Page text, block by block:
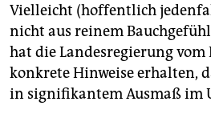
Vielleicht (hoffentlich
nicht aus reinem
hat die Landesregierung
konkrete Hinweise erhalten,
in signifikantem Ausmaß im